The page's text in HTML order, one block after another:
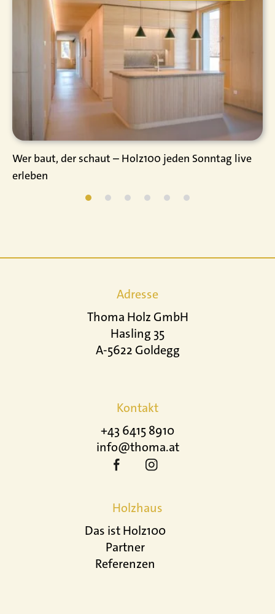
Wer baut, der schaut – Holz100 jeden Sonntag live
erleben
Adresse
Thoma Holz GmbH
Hasling 35
A-5622 Goldegg
Kontakt
+43 6415 8910
info@thoma.at
Holzhaus
Das ist Holz100
Partner
Referenzen